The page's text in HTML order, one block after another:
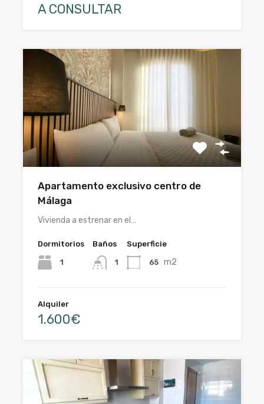
A CONSULTAR
Apartamento exclusivo centro de
Málaga
Vivienda a estrenar en el…
Dormitorios
1
Baños
1
Superficie
65 m2
Alquiler
1.600€